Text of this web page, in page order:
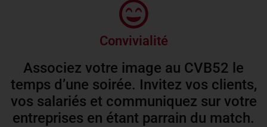
Convivialité
Associez votre image au CVB52 le
temps d’une soirée. Invitez vos clients,
vos salariés et communiquez sur votre
entreprises en étant parrain du match.